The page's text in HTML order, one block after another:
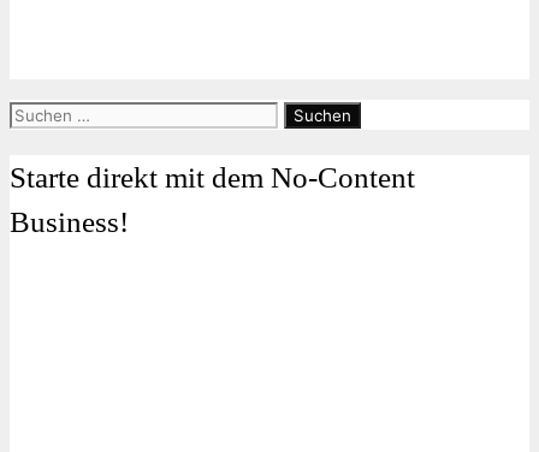
Suchen
Starte direkt mit dem No-Content
Business!